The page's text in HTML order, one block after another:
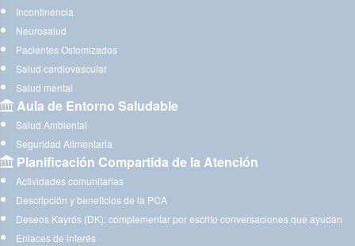
Incontinencia
Neurosalud
Pacientes Ostomizados
Salud cardiovascular
Salud mental
Aula de Entorno Saludable
Salud Ambiental
Seguridad Alimentaria
Planificación Compartida de la Atención
Actividades comunitarias
Descripción y beneficios de la PCA
Deseos Kayrós (DK): complementar por escrito conversaciones que ayudan
Enlaces de interés